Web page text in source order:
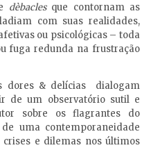
dèbaclesque contornam as
com suas realidades,
ou psicológicas – toda
fuga redunda na frustração
dores & delícias dialogam
de um observatório sutil e
sobre os flagrantes do
uma contemporaneidade
e dilemas nos últimos